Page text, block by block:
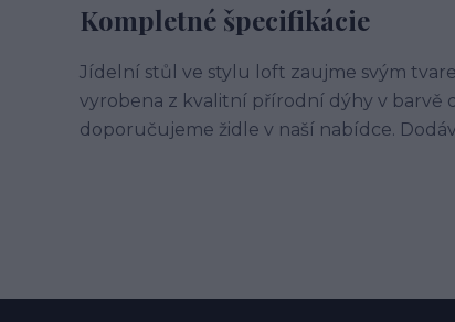
Kompletné špecifikácie
Jídelní stůl ve stylu loft zaujme svým
vyrobena z kvalitní přírodní dýhy v barvě
doporučujeme židle v naší nabídce.